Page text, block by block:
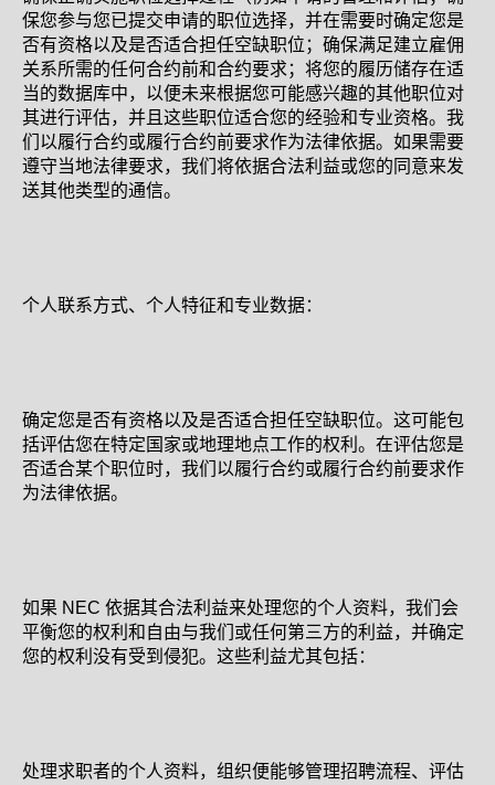
保您参与您已提交申请的职位选择，并在需要时确定您是
否有资格以及是否适合担任空缺职位；确保满足建立雇佣
关系所需的任何合约前和合约要求；将您的履历储存在适
当的数据库中，以便未来根据您可能感兴趣的其他职位对
其进行评估，并且这些职位适合您的经验和专业资格。我
们以履行合约或履行合约前要求作为法律依据。如果需要
遵守当地法律要求，我们将依据合法利益或您的同意来发
送其他类型的通信。
个人联系方式、个人特征和专业数据：
确定您是否有资格以及是否适合担任空缺职位。这可能包
括评估您在特定国家或地理地点工作的权利。在评估您是
否适合某个职位时，我们以履行合约或履行合约前要求作
为法律依据。
如果 NEC 依据其合法利益来处理您的个人资料，我们会
平衡您的权利和自由与我们或任何第三方的利益，并确定
您的权利没有受到侵犯。这些利益尤其包括：
处理求职者的个人资料，组织便能够管理招聘流程、评估